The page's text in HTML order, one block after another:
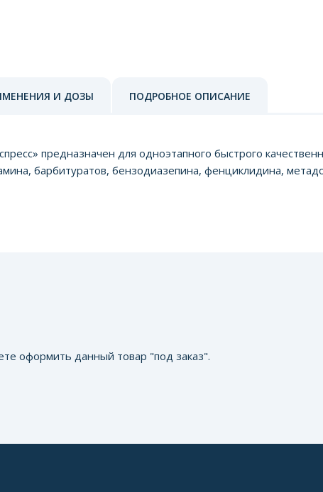
И ДОЗЫ ПОДРОБНОЕ ОПИСАНИЕ
предназначен для одноэтапного быстрого
барбитуратов, бензодиазепина, фенциклидина,
оформить данный товар "под заказ".